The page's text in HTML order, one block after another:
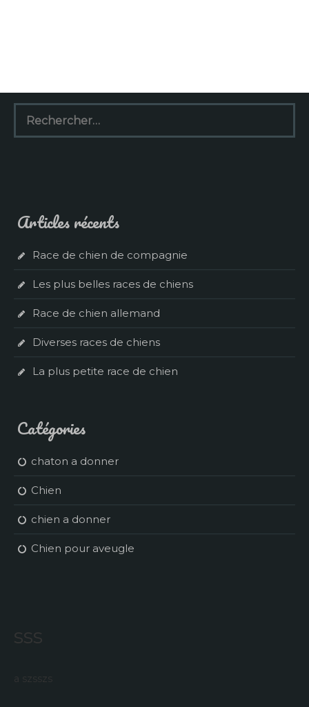
Rechercher :
Articles récents
Race de chien de compagnie
Les plus belles races de chiens
Race de chien allemand
Diverses races de chiens
La plus petite race de chien
Catégories
chaton a donner
Chien
chien a donner
Chien pour aveugle
sss
a szsszs